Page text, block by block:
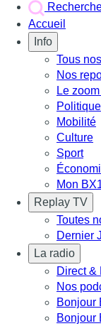
Accueil
Info
Tous
Nos
Le
Politique
Mobilité
Culture
Sport
Mon
Replay TV
Toutes
Dernier
La radio
Direct &
Nos
Bonjour
Bonjour